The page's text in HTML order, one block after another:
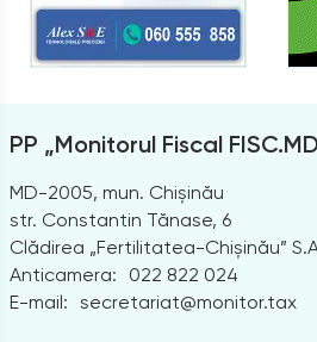
PP „Monitorul Fiscal
MD-2005, mun. Chișinău
str. Constantin Tănase, 6
Clădirea „Fertilitatea-Chișinău”
Anticamera:
022 822 024
E-mail: secretariat@monitor.tax